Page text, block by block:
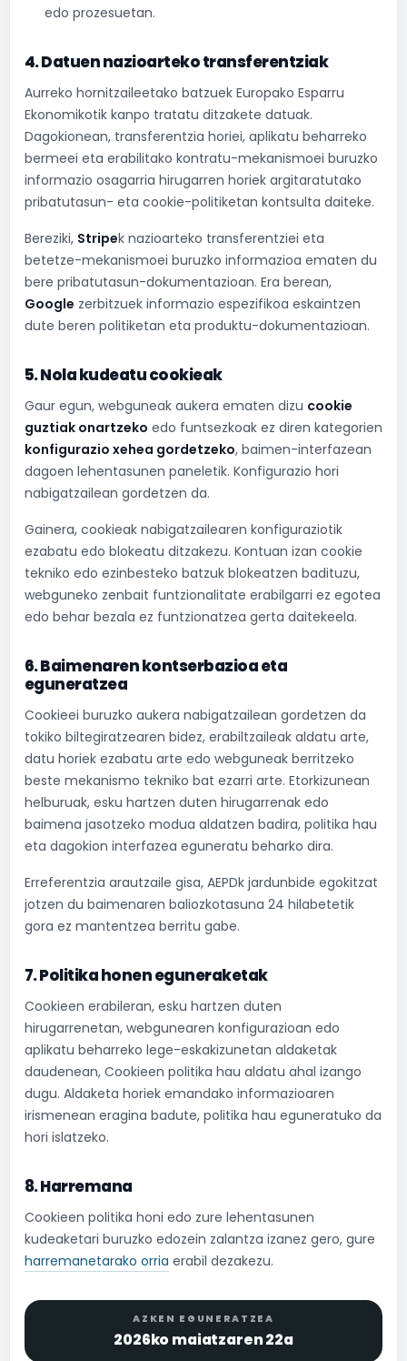
edo prozesuetan.
4. Datuen nazioarteko transferentziak
Aurreko hornitzaileetako batzuek Europako Esparru
Ekonomikotik kanpo tratatu ditzakete datuak.
Dagokionean, transferentzia horiei, aplikatu beharreko
bermeei eta erabilitako kontratu-mekanismoei buruzko
informazio osagarria hirugarren horiek argitaratutako
pribatutasun- eta cookie-politiketan kontsulta daiteke.
Bereziki, Stripek nazioarteko transferentziei eta
betetze-mekanismoei buruzko informazioa ematen du
bere pribatutasun-dokumentazioan. Era berean,
Google zerbitzuek informazio espezifikoa eskaintzen
dute beren politiketan eta produktu-dokumentazioan.
5. Nola kudeatu cookieak
Gaur egun, webguneak aukera ematen dizu cookie
guztiak onartzeko edo funtsezkoak ez diren kategorien
konfigurazio xehea gordetzeko, baimen-interfazean
dagoen lehentasunen paneletik. Konfigurazio hori
nabigatzailean gordetzen da.
Gainera, cookieak nabigatzailearen konfiguraziotik
ezabatu edo blokeatu ditzakezu. Kontuan izan cookie
tekniko edo ezinbesteko batzuk blokeatzen badituzu,
webguneko zenbait funtzionalitate erabilgarri ez egotea
edo behar bezala ez funtzionatzea gerta daitekeela.
6. Baimenaren kontserbazioa eta
eguneratzea
Cookieei buruzko aukera nabigatzailean gordetzen da
tokiko biltegiratzearen bidez, erabiltzaileak aldatu arte,
datu horiek ezabatu arte edo webguneak berritzeko
beste mekanismo tekniko bat ezarri arte. Etorkizunean
helburuak, esku hartzen duten hirugarrenak edo
baimena jasotzeko modua aldatzen badira, politika hau
eta dagokion interfazea eguneratu beharko dira.
Erreferentzia arautzaile gisa, AEPDk jardunbide egokitzat
jotzen du baimenaren baliozkotasuna 24 hilabetetik
gora ez mantentzea berritu gabe.
7. Politika honen eguneraketak
Cookieen erabileran, esku hartzen duten
hirugarrenetan, webgunearen konfigurazioan edo
aplikatu beharreko lege-eskakizunetan aldaketak
daudenean, Cookieen politika hau aldatu ahal izango
dugu. Aldaketa horiek emandako informazioaren
irismenean eragina badute, politika hau eguneratuko da
hori islatzeko.
8. Harremana
Cookieen politika honi edo zure lehentasunen
kudeaketari buruzko edozein zalantza izanez gero, gure
harremanetarako orria erabil dezakezu.
AZKEN EGUNERATZEA
2026ko maiatzaren 22a